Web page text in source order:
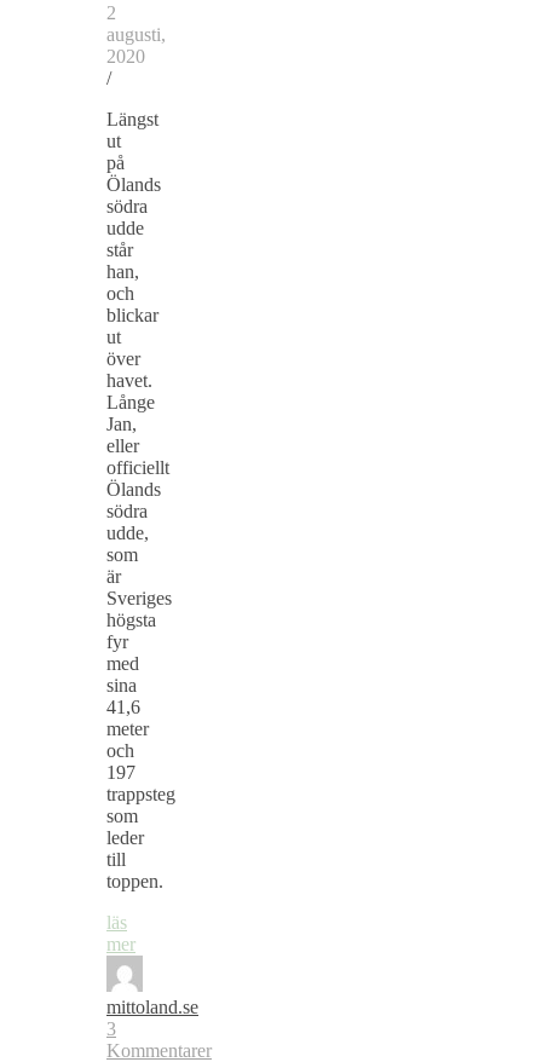
2
augusti,
2020
/
Längst
ut
på
Ölands
södra
udde
står
han,
och
blickar
ut
över
havet.
Långe
Jan,
eller
officiellt
Ölands
södra
udde,
som
är
Sveriges
högsta
fyr
med
sina
41,6
meter
och
197
trappsteg
som
leder
till
toppen.
läs
mer
mittoland.se
3
Kommentarer